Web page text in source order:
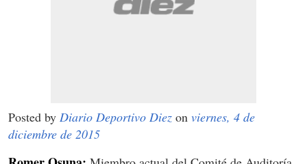
Posted by Diario Deportivo Diez on viernes, 4 de
diciembre de 2015